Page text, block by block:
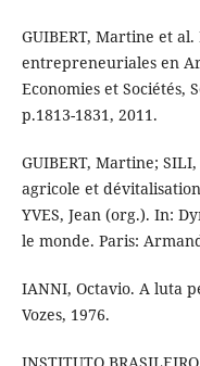
GUIBERT, Martine et
entrepreneuriales en
Economies et Sociétés,
p.1813-1831, 2011.
GUIBERT, Martine;
agricole et
YVES, Jean (org.). In:
le monde. Paris:
IANNI, Octavio. A luta
Vozes, 1976.